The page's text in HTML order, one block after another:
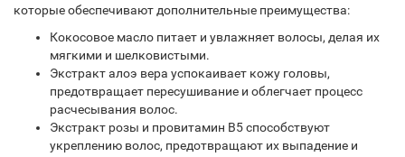
которые обеспечивают дополнительные преимущества:
Кокосовое масло питает и увлажняет волосы, делая их
мягкими и шелковистыми.
Экстракт алоэ вера успокаивает кожу головы,
предотвращает пересушивание и облегчает процесс
расчесывания волос.
Экстракт розы и провитамин В5 способствуют
укреплению волос, предотвращают их выпадение и